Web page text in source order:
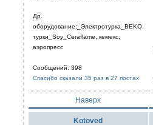
Др.
оборудование:_Электротурка_BEKO,
турки_Soy_Ceraflame, кемекс,
аэропресс
Сообщений: 398
Спасибо сказали 35 раз в 27 постах
Наверх
Kotoved